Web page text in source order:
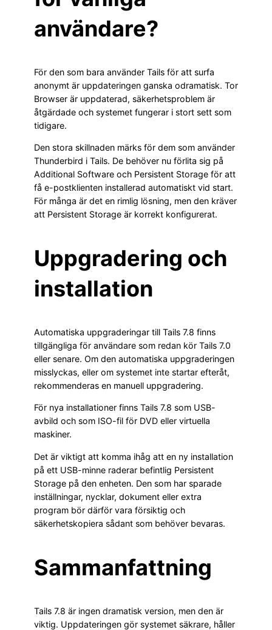
användare?
För den som bara använder Tails för att surfa
anonymt är uppdateringen ganska odramatisk. Tor
Browser är uppdaterad, säkerhetsproblem är
åtgärdade och systemet fungerar i stort sett som
tidigare.
Den stora skillnaden märks för dem som använder
Thunderbird i Tails. De behöver nu förlita sig på
Additional Software och Persistent Storage för att
få e-postklienten installerad automatiskt vid start.
För många är det en rimlig lösning, men den kräver
att Persistent Storage är korrekt konfigurerat.
Uppgradering och
installation
Automatiska uppgraderingar till Tails 7.8 finns
tillgängliga för användare som redan kör Tails 7.0
eller senare. Om den automatiska uppgraderingen
misslyckas, eller om systemet inte startar efteråt,
rekommenderas en manuell uppgradering.
För nya installationer finns Tails 7.8 som USB-
avbild och som ISO-fil för DVD eller virtuella
maskiner.
Det är viktigt att komma ihåg att en ny installation
på ett USB-minne raderar befintlig Persistent
Storage på den enheten. Den som har sparade
inställningar, nycklar, dokument eller extra
program bör därför vara försiktig och
säkerhetskopiera sådant som behöver bevaras.
Sammanfattning
Tails 7.8 är ingen dramatisk version, men den är
viktig. Uppdateringen gör systemet säkrare, håller